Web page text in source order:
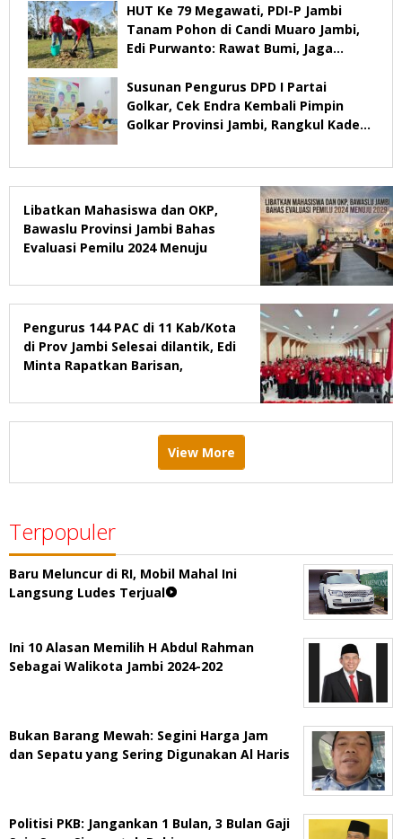
HUT Ke 79 Megawati, PDI-P Jambi
Tanam Pohon di Candi Muaro Jambi,
Edi Purwanto: Rawat Bumi, Jaga
Susunan Pengurus DPD I Partai
Golkar, Cek Endra Kembali Pimpin
Golkar Provinsi Jambi, Rangkul Kader
Libatkan Mahasiswa dan OKP,
Bawaslu Provinsi Jambi Bahas
Evaluasi Pemilu 2024 Menuju
Pengurus 144 PAC di 11 Kab/Kota
di Prov Jambi Selesai dilantik, Edi
Minta Rapatkan Barisan,
View More
Terpopuler
Baru Meluncur di RI, Mobil Mahal Ini
Langsung Ludes Terjual
Ini 10 Alasan Memilih H Abdul Rahman
Sebagai Walikota Jambi 2024-202
Bukan Barang Mewah: Segini Harga Jam
dan Sepatu yang Sering Digunakan Al Haris
Politisi PKB: Jangankan 1 Bulan, 3 Bulan Gaji